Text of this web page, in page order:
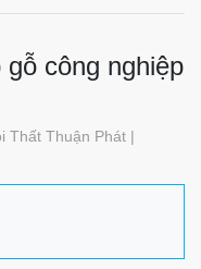
công nghiệp
Thất Thuận Phát |